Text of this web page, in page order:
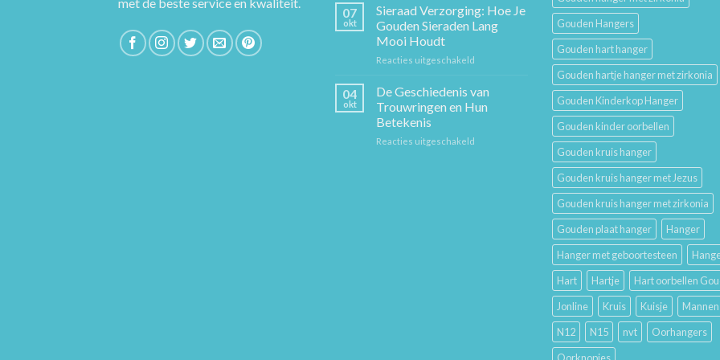
Mode
Cadeaugids:
De
Beste
07
okt
Sieraad Verzorging: Hoe Je
Gouden Sieraden Lang
Mooi Houdt
Reacties uitgeschakeld
Je
04
okt
De Geschiedenis van
Trouwringen en Hun
Betekenis
Reacties uitgeschakeld
Gouden Hangers
Gouden hart hanger
Gouden hartje hanger met zirkonia
Gouden Kinderkop Hanger
Gouden kinder oorbellen
Gouden kruis hanger
Gouden kruis hanger met Jezus
Gouden kruis hanger met zirkonia
Gouden plaat hanger
Hanger
Hanger met geboortesteen
Hart
Hartje
Hart oorbellen
Jonline
Kruis Kuisje
Mannen
N12
N15 nvt
Oorhangers